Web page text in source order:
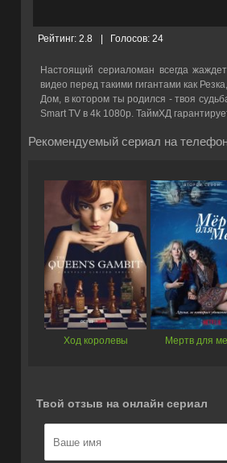
Рейтинг: 2.8 Голосов:24
Настоящий сериаломан всегда
видео перед такими гигантами как
Дом, в котором ты родился - твоя
Smart TV в 4k 1080p. ТаймХД
Рекомендуемый сериал на
Ход королевы Мертв для
Твой отзыв на онлайн сериал